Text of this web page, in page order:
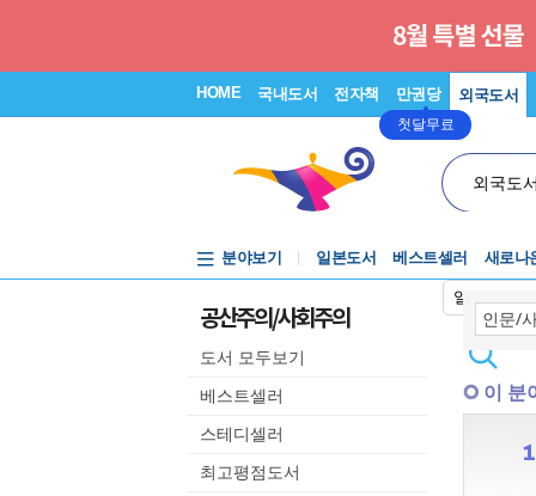
HOME 국내도서 전자책 만권당
첫달무료
외국도서
외국도
일본어입력
분야보기 일본도서 베스트셀러 새로나
공산주의/사회주의
도서 모두보기
베스트셀러
스테디셀러
최고평점도서
이 분